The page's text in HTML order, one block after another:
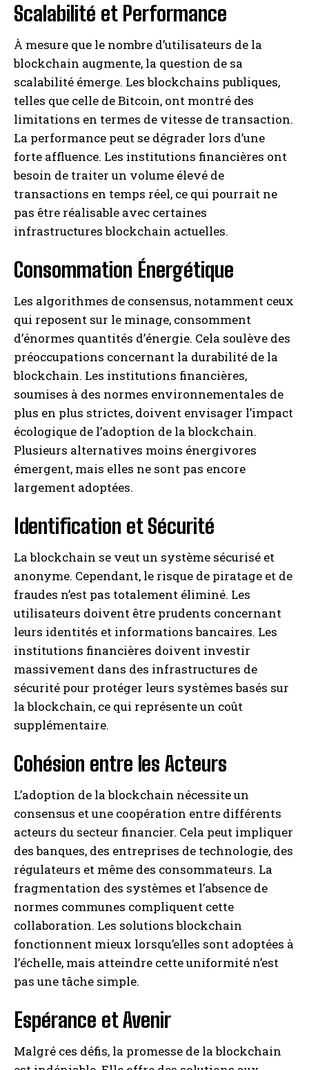
Scalabilité et Performance
À mesure que le nombre d’utilisateurs de la
blockchain augmente, la question de sa
scalabilité émerge. Les blockchains publiques,
telles que celle de Bitcoin, ont montré des
limitations en termes de vitesse de transaction.
La performance peut se dégrader lors d’une
forte affluence. Les institutions financières ont
besoin de traiter un volume élevé de
transactions en temps réel, ce qui pourrait ne
pas être réalisable avec certaines
infrastructures blockchain actuelles.
Consommation Énergétique
Les algorithmes de consensus, notamment ceux
qui reposent sur le minage, consomment
d’énormes quantités d’énergie. Cela soulève des
préoccupations concernant la durabilité de la
blockchain. Les institutions financières,
soumises à des normes environnementales de
plus en plus strictes, doivent envisager l’impact
écologique de l’adoption de la blockchain.
Plusieurs alternatives moins énergivores
émergent, mais elles ne sont pas encore
largement adoptées.
Identification et Sécurité
La blockchain se veut un système sécurisé et
anonyme. Cependant, le risque de piratage et de
fraudes n’est pas totalement éliminé. Les
utilisateurs doivent être prudents concernant
leurs identités et informations bancaires. Les
institutions financières doivent investir
massivement dans des infrastructures de
sécurité pour protéger leurs systèmes basés sur
la blockchain, ce qui représente un coût
supplémentaire.
Cohésion entre les Acteurs
L’adoption de la blockchain nécessite un
consensus et une coopération entre différents
acteurs du secteur financier. Cela peut impliquer
des banques, des entreprises de technologie, des
régulateurs et même des consommateurs. La
fragmentation des systèmes et l’absence de
normes communes compliquent cette
collaboration. Les solutions blockchain
fonctionnent mieux lorsqu’elles sont adoptées à
l’échelle, mais atteindre cette uniformité n’est
pas une tâche simple.
Espérance et Avenir
Malgré ces défis, la promesse de la blockchain